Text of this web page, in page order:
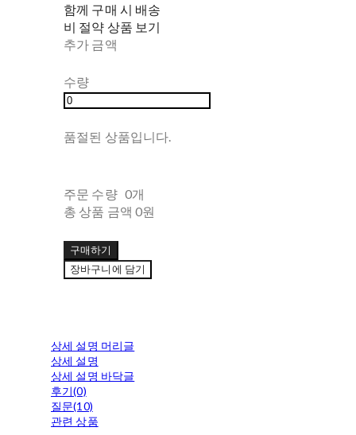
함께 구매 시 배송
비 절약 상품 보기
추가 금액
수량
품절된 상품입니다.
주문 수량 0개
총 상품 금액 0원
구매하기
장바구니에 담기
상세 설명 머리글
상세 설명
상세 설명 바닥글
후기(0)
질문(10)
관련 상품